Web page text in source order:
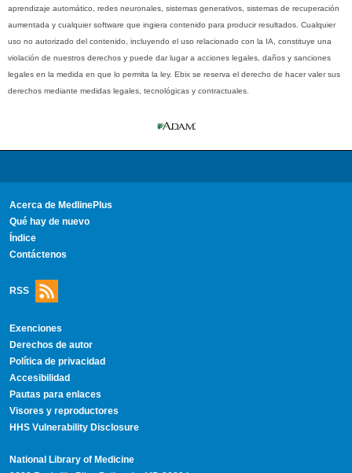
aprendizaje automático, redes neuronales, sistemas generativos, sistemas de recuperación
aumentada y cualquier software que ingiera contenido para producir resultados. Cualquier
uso no autorizado del contenido, incluyendo el uso relacionado con la IA, constituye una
violación de nuestros derechos y puede dar lugar a acciones legales, daños y sanciones
legales en la medida en que lo permita la ley. Ebix se reserva el derecho de hacer valer sus
derechos mediante medidas legales, tecnológicas y contractuales.
Acerca de MedlinePlus
Qué hay de nuevo
Índice
Contáctenos
RSS
Exenciones
Derechos de autor
Política de privacidad
Accesibilidad
Pautas para enlaces
Visores y reproductores
HHS Vulnerability Disclosure
National Library of Medicine